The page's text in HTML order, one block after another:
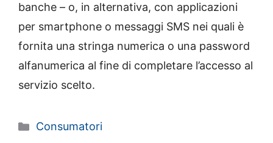
banche – o, in alternativa, con applicazioni
per smartphone o messaggi SMS nei quali è
fornita una stringa numerica o una password
alfanumerica al fine di completare l’accesso al
servizio scelto.
Categorie
Consumatori